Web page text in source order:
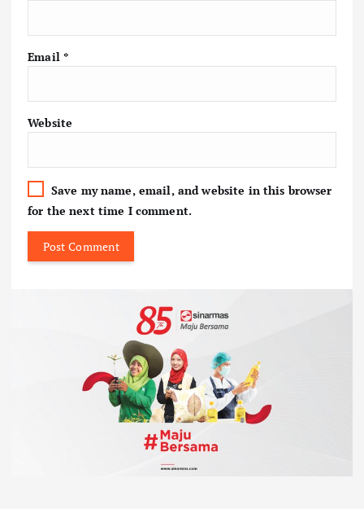
Email *
Website
Save my name, email, and website in this browser
for the next time I comment.